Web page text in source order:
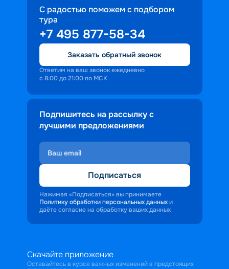
С радостью поможем с подбором
тура
+7 495 877-58-34
Заказать обратный звонок
Ответим на ваш звонок ежедневно
с 8:00 до 21:00 по МСК
Подпишитесь на рассылку с
лучшими предложениями
Подписаться
Нажимая «Подписаться» вы принимаете
Политику обработки персональных данных и
даёте согласие на обработку ваших данных
Скачайте приложение
Оставайтесь в курсе важных изменений в предстоящих